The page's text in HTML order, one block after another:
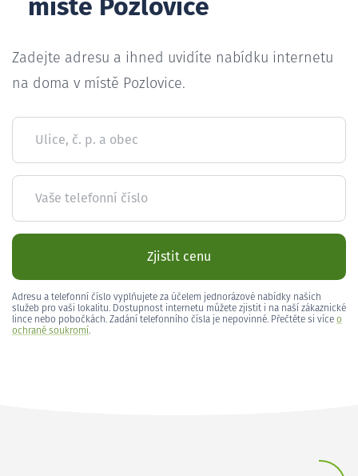
místě Pozlovice
Zadejte adresu a ihned uvidíte nabídku internetu
na doma v místě Pozlovice.
Ulice, č. p. a obec
Vaše telefonní číslo
Zjistit cenu
Adresu a telefonní číslo vyplňujete za účelem jednorázové nabídky našich
služeb pro vaši lokalitu. Dostupnost internetu můžete zjistit i na naší zákaznické
lince nebo pobočkách. Zadání telefonního čísla je nepovinné. Přečtěte si více o
ochraně soukromí.